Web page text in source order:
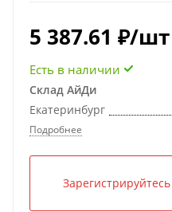
5 387.61 ₽/шт
Есть в наличии
Склад АйДи
Екатеринбург
Подробнее